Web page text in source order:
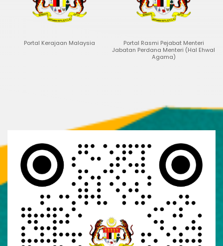
Portal Rasmi Pejabat Menteri
Jabatan Perdana Menteri (Hal Ehwal
Portal Data Terbuka Malaysia